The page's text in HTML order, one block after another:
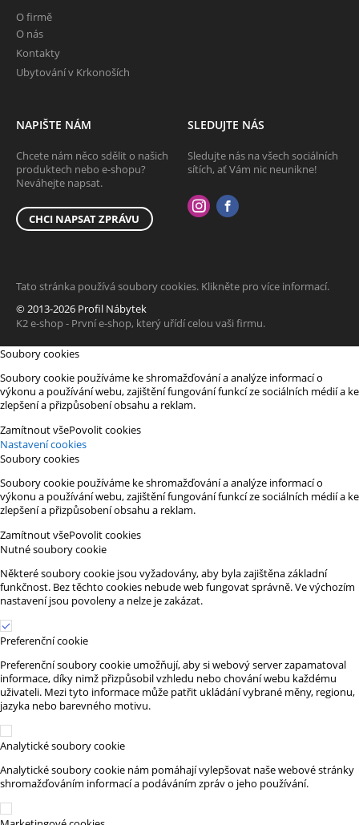
O firmě
O nás
Kontakty
Ubytování v Krkonoších
NAPIŠTE NÁM
Chcete nám něco sdělit o našich
produktech nebo e-shopu?
Neváhejte napsat.
CHCI NAPSAT ZPRÁVU
SLEDUJTE NÁS
Sledujte nás na všech sociálních
sítích, ať Vám nic neunikne!
Tato stránka používá soubory cookies. Klikněte pro více informací.
© 2013-2026 Profil Nábytek
K2 e-shop - První e-shop, který uřídí celou vaši firmu.
Soubory cookies
Soubory cookie používáme ke shromažďování a analýze informací o
výkonu a používání webu, zajištění fungování funkcí ze sociálních médií a ke
zlepšení a přizpůsobení obsahu a reklam.
Zamítnout všePovolit cookies
Nastavení cookies
Soubory cookies
Soubory cookie používáme ke shromažďování a analýze informací o
výkonu a používání webu, zajištění fungování funkcí ze sociálních médií a ke
zlepšení a přizpůsobení obsahu a reklam.
Zamítnout všePovolit cookies
Nutné soubory cookie
Některé soubory cookie jsou vyžadovány, aby byla zajištěna základní
funkčnost. Bez těchto cookies nebude web fungovat správně. Ve výchozím
nastavení jsou povoleny a nelze je zakázat.
Preferenční cookie
Preferenční soubory cookie umožňují, aby si webový server zapamatoval
informace, díky nimž přizpůsobil vzhledu nebo chování webu každému
uživateli. Mezi tyto informace může patřit ukládání vybrané měny, regionu,
jazyka nebo barevného motivu.
Analytické soubory cookie
Analytické soubory cookie nám pomáhají vylepšovat naše webové stránky
shromažďováním informací a podáváním zpráv o jeho používání.